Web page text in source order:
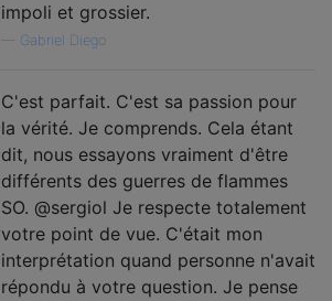
impoli et grossier.
Gabriel Diego
C'est parfait. C'est sa passion pour
la vérité. Je comprends. Cela étant
dit, nous essayons vraiment d'être
différents des guerres de flammes
SO. @sergiol Je respecte totalement
votre point de vue. C'était mon
interprétation quand personne n'avait
répondu à votre question. Je pense